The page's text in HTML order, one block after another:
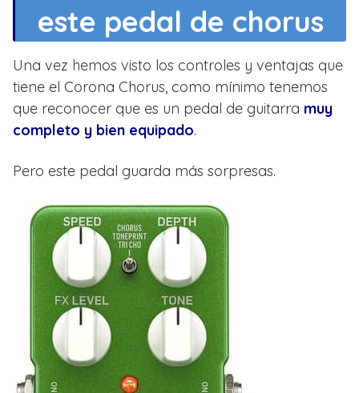
este pedal de chorus
Una vez hemos visto los controles y ventajas que
tiene el Corona Chorus, como mínimo tenemos
que reconocer que es un pedal de guitarra muy
completo y bien equipado.
Pero este pedal guarda más sorpresas.